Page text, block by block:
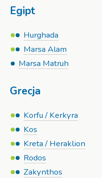
Egipt
Hurghada
Marsa Alam
Marsa Matruh
Grecja
Korfu / Kerkyra
Kos
Kreta / Heraklion
Rodos
Zakynthos